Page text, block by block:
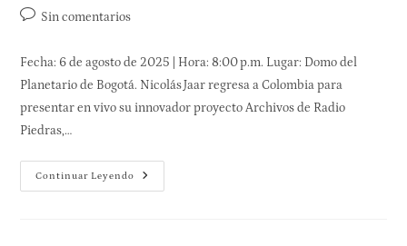
Sin comentarios
Fecha: 6 de agosto de 2025 | Hora: 8:00 p.m. Lugar: Domo del
Planetario de Bogotá. Nicolás Jaar regresa a Colombia para
presentar en vivo su innovador proyecto Archivos de Radio
Piedras,…
Continuar Leyendo